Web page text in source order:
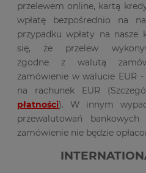
przelewem online, kartą
wpłatę bezpośrednio na
przypadku wpłaty na
się, że przelew
zgodne z walutą
zamówienie w walucie EUR -
na rachunek EUR
płatności). W innym
przewalutowań
zamówienie nie będzie